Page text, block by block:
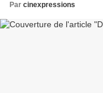
Par cinexpressions